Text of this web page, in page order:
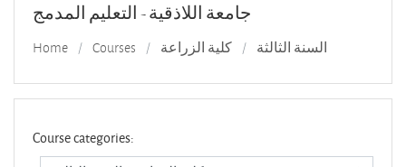
جامعة اللاذقية - التعليم المدمج
Home Courses كلية الزراعة السنة الثالثة
Course categories: